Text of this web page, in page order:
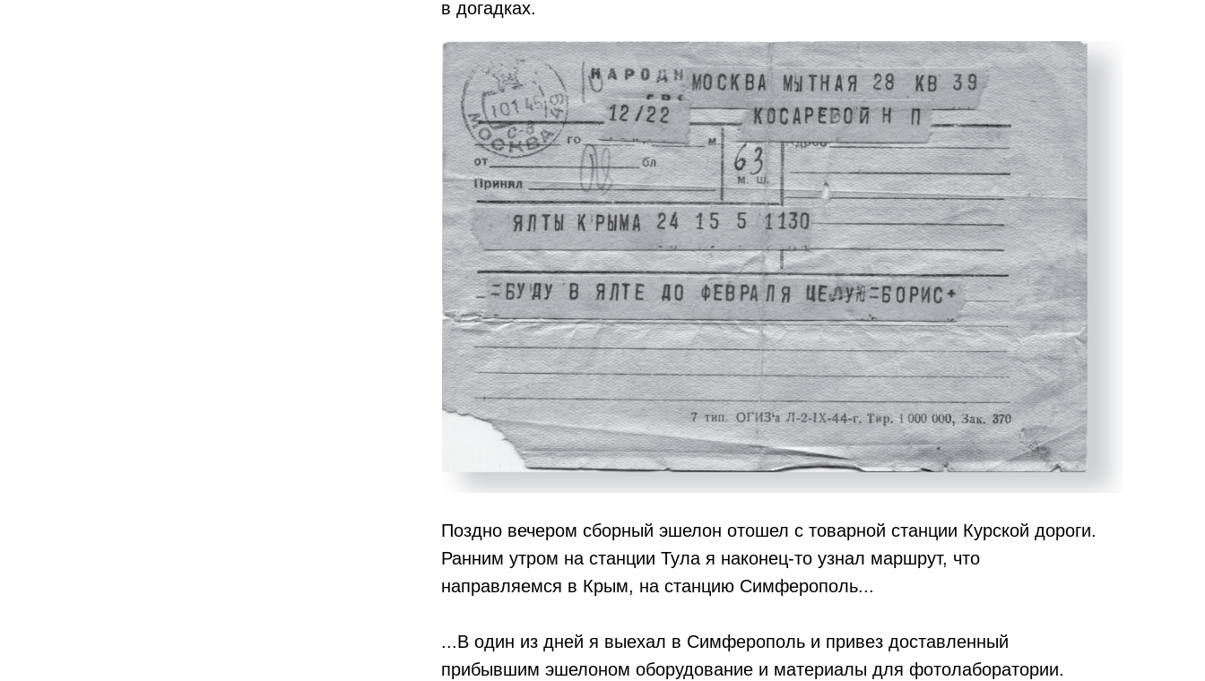
в догадках.
Поздно вечером сборный эшелон отошел с товарной станции Курской дороги.
Ранним утром на станции Тула я наконец-то узнал маршрут, что
направляемся в Крым, на станцию Симферополь...
...В один из дней я выехал в Симферополь и привез доставленный
прибывшим эшелоном оборудование и материалы для фотолаборатории.